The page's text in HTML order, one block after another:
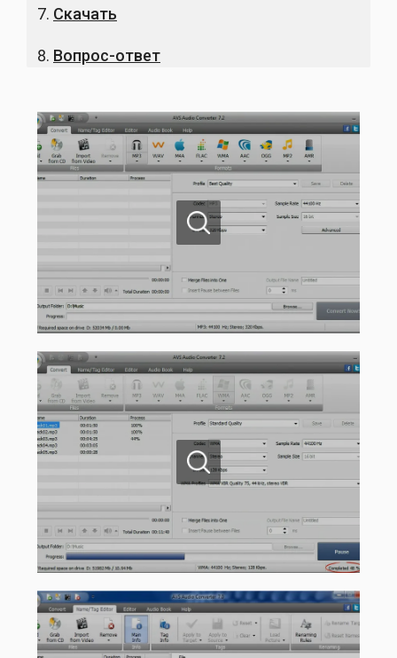
Скачать
Вопрос-ответ